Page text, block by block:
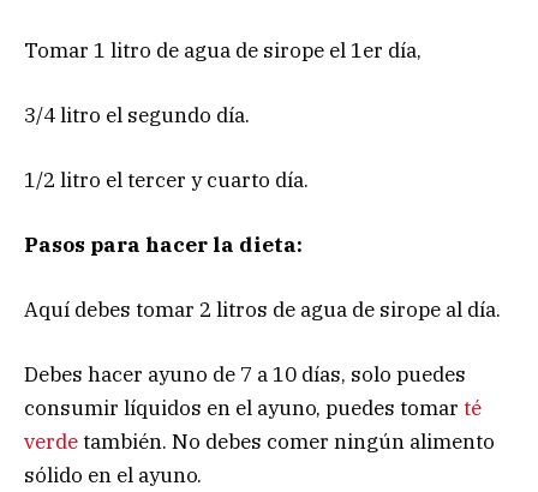
Tomar 1 litro de agua de sirope el 1er día,
3/4 litro el segundo día.
1/2 litro el tercer y cuarto día.
Pasos para hacer la dieta:
Aquí debes tomar 2 litros de agua de sirope al día.
Debes hacer ayuno de 7 a 10 días, solo puedes
consumir líquidos en el ayuno, puedes tomar té
verdetambién. No debes comer ningún alimento
sólido en el ayuno.